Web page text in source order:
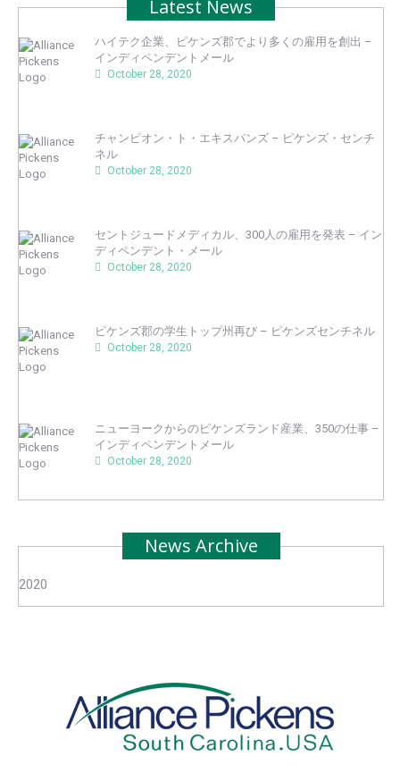
Latest News
ハイテク企業、ピケンズ郡でより多くの雇用を創出 –
インディペンデントメール
October 28, 2020
チャンピオン・ト・エキスパンズ – ピケンズ・センチ
ネル
October 28, 2020
セントジュードメディカル、300人の雇用を発表 – イン
ディペンデント・メール
October 28, 2020
ピケンズ郡の学生トップ州再び – ピケンズセンチネル
October 28, 2020
ニューヨークからのピケンズランド産業、350の仕事 –
インディペンデントメール
October 28, 2020
News Archive
2020